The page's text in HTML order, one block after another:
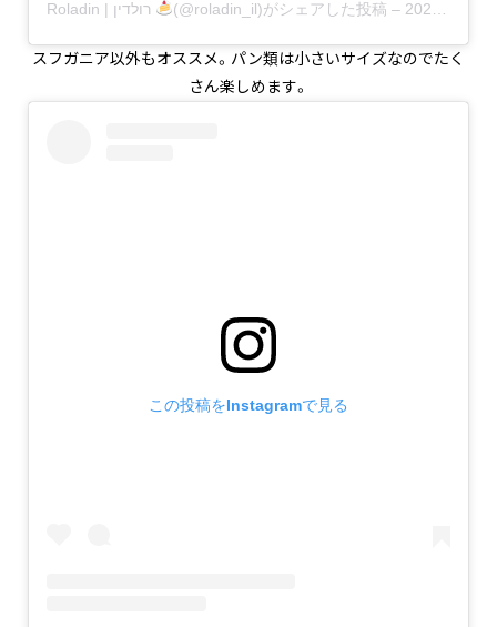
(@roladin_il)がシェアした投稿 – 2020年 6月月21日午前12時12分PDT
スフガニア以外もオススメ。パン類は小さいサイズなのでたく
さん楽しめます。
この投稿をInstagramで見る